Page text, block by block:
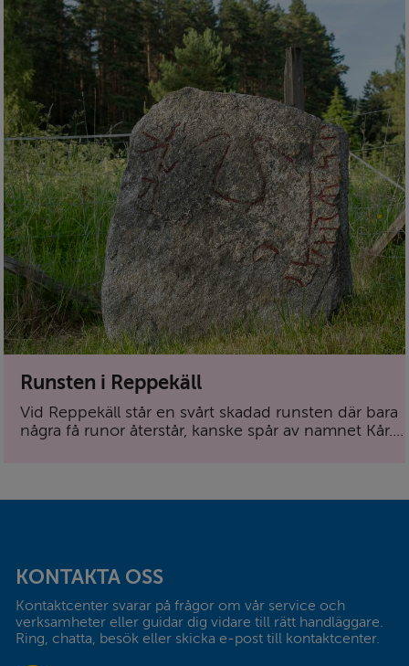
Runsten i Reppekäll
Vid Reppekäll står en svårt skadad runsten där bara
några få runor återstår, kanske spår av namnet Kår....
KONTAKTA OSS
Kontaktcenter svarar på frågor om vår service och
verksamheter eller guidar dig vidare till rätt handläggare.
Ring, chatta, besök eller skicka e-post till kontaktcenter.